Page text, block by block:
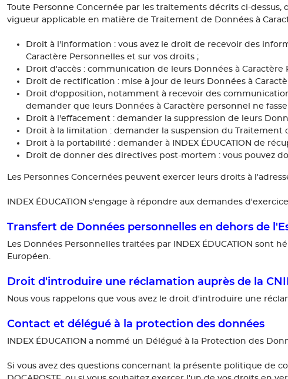
Toute Personne Concernée par les traitements décrits ci-
vigueur applicable en matière de Traitement de Données à
Droit à l'information : vous avez le droit de recevoir des
Caractère Personnelles et sur vos droits ;
Droit d'accès : communication de leurs Données à
Droit de rectification : mise à jour de leurs Données à
Droit d'opposition, notamment à recevoir des
demander que leurs Données à Caractère personnel ne
Droit à l'effacement : demander la suppression de leurs
Droit à la limitation : demander la suspension du Traitement
Droit à la portabilité : demander à INDEX ÉDUCATION de
Droit de donner des directives post-mortem : vous pouvez
Les Personnes Concernées peuvent exercer leurs droits à
INDEX ÉDUCATION s'engage à répondre aux demandes
Transfert de Données personnelles en dehors de
Les Données Personnelles traitées par INDEX ÉDUCATION
Européen.
Droit d'introduire une réclamation auprès de la
Nous vous rappelons que vous avez le droit d'introduire une
Contact et délégué à la protection des données
INDEX ÉDUCATION a nommé un Délégué à la Protection des
Si vous avez des questions concernant la présente politique de